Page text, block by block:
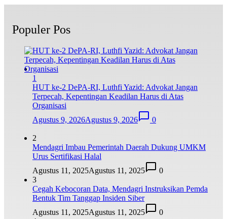
Populer Pos
1
HUT ke-2 DePA-RI, Luthfi Yazid: Advokat Jangan
Terpecah, Kepentingan Keadilan Harus di Atas
Organisasi
Agustus 9, 2026Agustus 9, 2026 0
2
Mendagri Imbau Pemerintah Daerah Dukung UMKM
Urus Sertifikasi Halal
Agustus 11, 2025Agustus 11, 2025
0
3
Cegah Kebocoran Data, Mendagri Instruksikan Pemda
Bentuk Tim Tanggap Insiden Siber
Agustus 11, 2025Agustus 11, 2025
0